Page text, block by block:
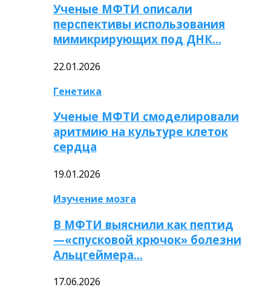
Ученые МФТИ описали
перспективы использования
мимикрирующих под ДНК…
22.01.2026
Генетика
Ученые МФТИ смоделировали
аритмию на культуре клеток
сердца
19.01.2026
Изучение мозга
В МФТИ выяснили как пептид
—«спусковой крючок» болезни
Альцгеймера…
17.06.2026